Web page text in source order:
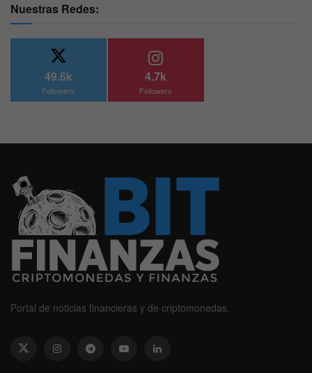
Nuestras Redes:
49.6k
Followers
4.7k
Followers
Portal de noticias financieras y de criptomonedas.